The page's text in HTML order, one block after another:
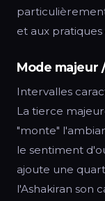
et aux
Mode majeur
Intervalles
La tierce
"monte"
le sentiment
ajoute une
l'Ashakiran son